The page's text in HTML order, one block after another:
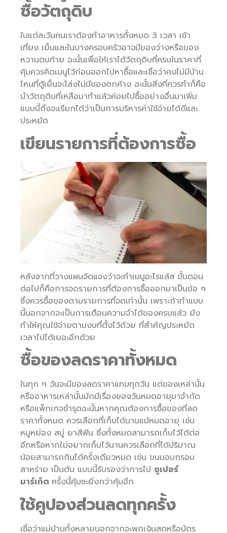
ซื้อวัตถุดิบ
ในแต่ละวันคนเราต้องทำอาหารทั้งหมด 3 เวลา เช้า
เที่ยง เย็นและในบางครอบครัวอาจมีของว่างหรือของ
หวานตบท้าย ฉะนั้นเพื่อให้เราได้วัตถุดิบที่ครบในราคาที่
คุ้มควรคิดเมนูไว้ก่อนออกไปหาซื้อและเชื่อว่าคงไม่มีบ้าน
ไหนที่ตู้เย็นจะโล่งไม่มีของตกค้าง ฉะนั้นสิ่งที่ควรทำก็คือ
นำวัตถุดิบที่เหลือมาทำแล้วค่อยไปซื้ออย่างอื่นมาเพิ่ม
แบบนี้ถึงจะเรียกได้ว่าเป็นการบริหารค่าใช้จ่ายได้ดีและ
ประหยัด
เขียนรายการที่ต้องการซื้อ
หลังจากที่วางแผนจัดแจงว่าจะทำเมนูอะไรแล้ส ขั้นตอน
ต่อไปก็คือการจดรายการที่ต้องการซื้อออกมาเป็นข้อ ๆ
ซึ่งควรซื้อของตามรายการที่จดเท่านั้น เพราะถ้าทำแบบ
นี้นอกจากจะเป็นการเตือนความจำได้ของครบแล้ว ยัง
ทำให้คุณใช้จ่ายตามงบที่ตั้งไว้ด้วย ที่สำคัญประหยัด
เวลาไปได้เยอะอีกด้วย
ซื้อของลดราคาทั้งหมด
ในทุก ๆ วันจะมีของลดราคาแทบทุกวัน แต่ของเหล่านั้น
หรืออาหารเหล่านั้นมักมีเรื่องของวันหมดอายุมาจำกัด
หรือแพ็กเกจชำรุดฉะนั้นหากคุณต้องการซื้อของที่ลด
ราคาทั้งหมด ควรเลือกที่เก็บได้นานแม้หมดอายุ เช่น
หมูหย่อง สบู่ ยาสีฟัน ซึ่งทั้งหมดสามารถเก็บไว้ได้ต่อ
อีกหรือหากไม่อยากเก็บไว้นานควรเลือกที่ได้ปริมาณ
น้อยสามารถกินได้ครั้งเดียวหมด เช่น ขนมอบกรอบ
สาหร่าย เป็นต้น แบบนี้รับรองว่าการไป ซูเปอร์
มาร์เก็ต ครั้งนี้คุ้มซะยิ่งกว่าคุ้มอีก
ใช้คูปองส่วนลดทุกครั้ง
เชื่อว่าแม่บ้านทั้งหลายนอกจากจะพกเงินสดหรือบัตร